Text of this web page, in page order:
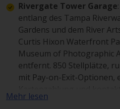
Rivergate Tower Garage
entlang des Tampa
Gardens und dem River
Curtis Hixon Waterfront
Museum of Photographic
entfernt. 850 Stellplätze,
mit Pay-on-Exit-Optionen,
Mehr lesen